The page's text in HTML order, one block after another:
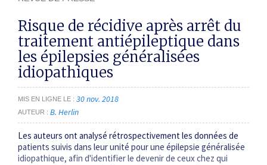
Risque de récidive après arrêt du
traitement antiépileptique dans
les épilepsies généralisées
idiopathiques
MIS EN LIGNE LE 30 nov. 2018
AUTEUR B. Herlin
Les auteurs ont analysé rétrospectivement les données de
patients suivis dans leur unité pour une épilepsie généralisée
idiopathique, afin d'identifier le devenir de ceux chez qui